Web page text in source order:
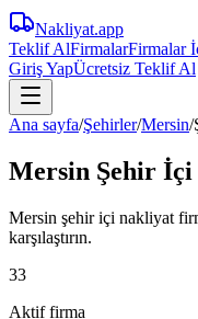
Nakliyat.app
Teklif AlFirmalarFirmalar
Giriş YapÜcretsiz Teklif Al
Ana sayfa/Şehirler/Mersin/
Mersin Şehir
Mersin şehir içi nakliyat
karşılaştırın.
33
Aktif firma